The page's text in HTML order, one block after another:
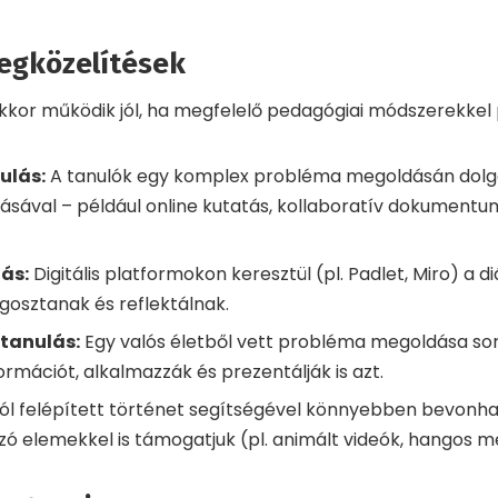
működik jól, ha megfelelő pedagógiai módszerekkel
A tanulók egy komplex probléma megoldásán
– például online kutatás, kollaboratív
Digitális platformokon keresztül (pl. Padlet, Miro) a
és reflektálnak.
Egy valós életből vett probléma megoldása
alkalmazzák és prezentálják is azt.
felépített történet segítségével könnyebben
elemekkel is támogatjuk (pl. animált videók, hangos